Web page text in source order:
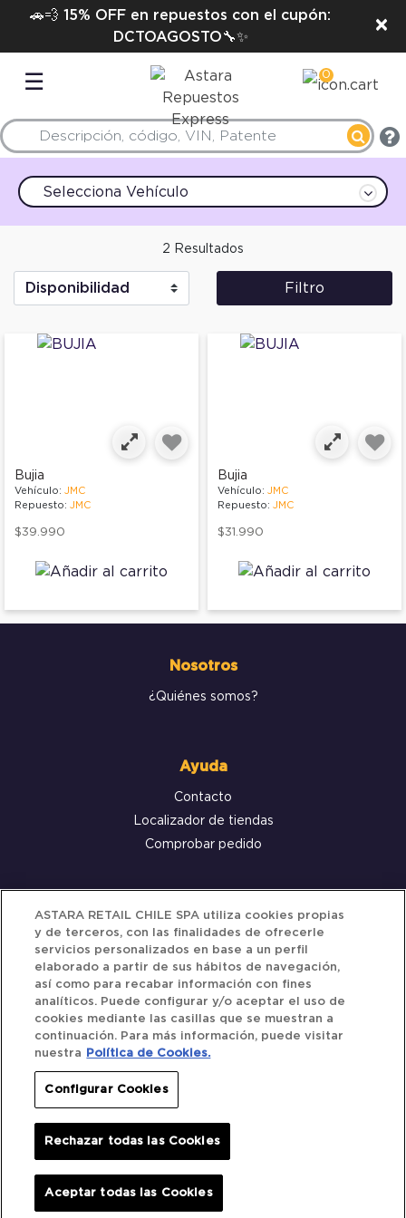
🚗💨 15% OFF en repuestos con el cupón:
DCTOAGOSTO🔧✨
×
☰ 0
Selecciona Vehículo
2 Resultados
Filtro
Bujia
Vehículo: JMC
Repuesto: JMC
$39.990
Bujia
Vehículo: JMC
Repuesto: JMC
$31.990
Nosotros
¿Quiénes somos?
Ayuda
Contacto
Localizador de tiendas
Comprobar pedido
Servicio al cliente
Términos y Condiciones
Política de privacidad
Siguenos
Redes Sociales
Iberocar © 2025. All Rights Reserved.
ASTARA RETAIL CHILE SPA utiliza cookies propias
y de terceros, con las finalidades de ofrecerle
servicios personalizados en base a un perfil
elaborado a partir de sus hábitos de navegación,
así como para recabar información con fines
analíticos. Puede configurar y/o aceptar el uso de
cookies mediante las casillas que se muestran a
continuación. Para más información, puede visitar
nuestra
Política de Cookies.
Configurar Cookies
Rechazar todas las Cookies
Aceptar todas las Cookies